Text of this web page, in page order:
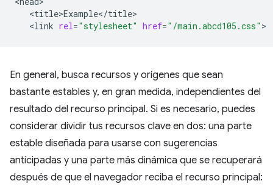
<link rel="stylesheet" href="/main.abcd105.css"
En general, busca recursos y orígenes que sean
bastante estables y, en gran medida, independientes del
resultado del recurso principal. Si es necesario, puedes
considerar dividir tus recursos clave en dos: una parte
estable diseñada para usarse con sugerencias
anticipadas y una parte más dinámica que se recuperará
después de que el navegador reciba el recurso principal: